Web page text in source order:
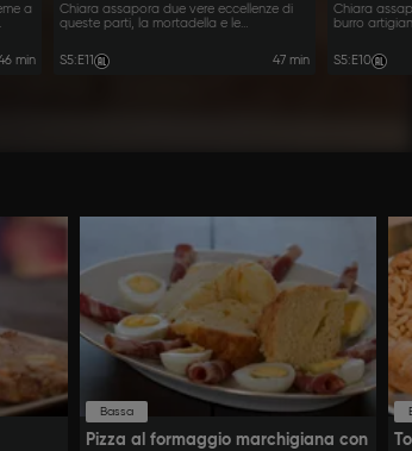
a
min
Chiara assapora due vere eccellenze di
queste parti, la mortadella e le
S5:E11 47 min
Chiara
burro
S5:E10
Bassa
Pizza al formaggio marchigiana con